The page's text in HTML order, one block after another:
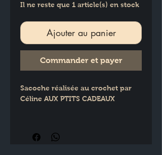
Il ne reste que 1 article(s) en stock
Ajouter au panier
Commander et payer
Sacoche réalisée au crochet par
Céline AUX PTITS CADEAUX